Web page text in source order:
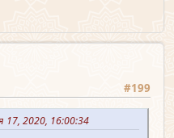
#199
2020, 16:00:34